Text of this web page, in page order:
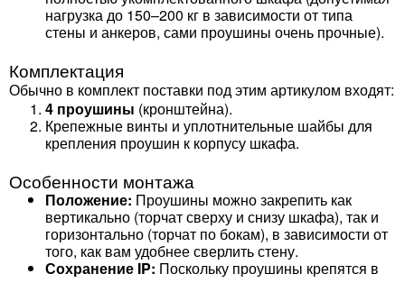
нагрузка до 150–200 кг в зависимости от типа
стены и анкеров, сами проушины очень прочные).
Комплектация
Обычно в комплект поставки под этим артикулом входят:
4 проушины (кронштейна).
Крепежные винты и уплотнительные шайбы для
крепления проушин к корпусу шкафа.
Особенности монтажа
Положение: Проушины можно закрепить как
вертикально (торчат сверху и снизу шкафа), так и
горизонтально (торчат по бокам), в зависимости от
того, как вам удобнее сверлить стену.
Сохранение IP: Поскольку проушины крепятся в